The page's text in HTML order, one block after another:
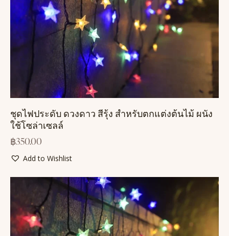
ชุดไฟประดับ ดวงดาว สีรุ้ง สำหรับตกแต่งต้นไม้ ผนัง
ใช้โซล่าเซลล์
฿350.00
Add to Wishlist